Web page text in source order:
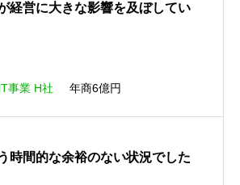
経営に大きな影響を及ぼしてい
事業 H社 年商6億円
時間的な余裕のない状況でした